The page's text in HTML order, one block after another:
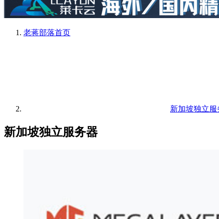
老蒋部落首页
新加坡独立服
新加坡独立服务器